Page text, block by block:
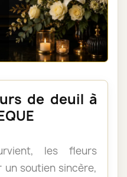
de deuil à
les fleurs
un soutien sincère,